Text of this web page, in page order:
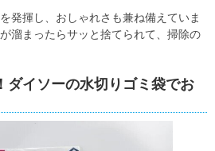
発揮し、おしゃれさも兼ね備えていま
溜まったらサッと捨てられて、掃除の
ダイソーの水切りゴミ袋でお